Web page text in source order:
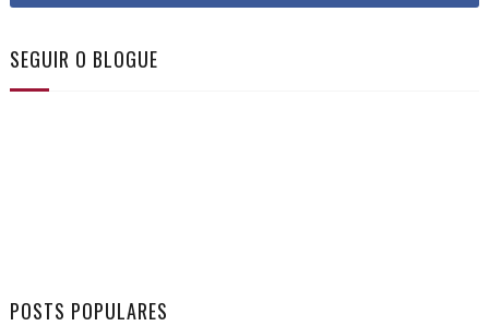
SEGUIR O BLOGUE
POSTS POPULARES